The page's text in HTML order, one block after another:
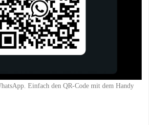
Einfach den QR-Code mit dem Handy